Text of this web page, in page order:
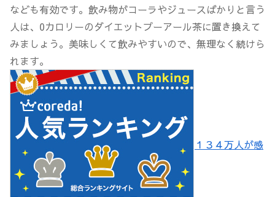
なども有効です。飲み物がコーラやジュースばかりと言う
人は、0カロリーのダイエットプーアール茶に置き換えて
みましょう。美味しくて飲みやすいので、無理なく続けら
れます。
１３４万人が感